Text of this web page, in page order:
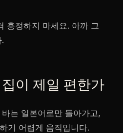
흥정하지 마세요. 아까 그
이 제일 편한가
는 일본어로만 돌아가고,
기 어렵게 움직입니다.